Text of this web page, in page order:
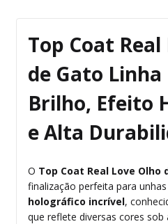
Top Coat
de Gato
Brilho, Efeito
e Alta
O Top Coat Real Love Olho
finalização perfeita para
holográfico incrível,
que reflete diversas cores